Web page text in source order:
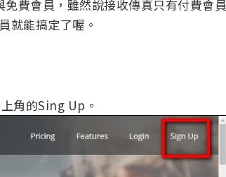
免費會員，雖然說接收傳真只有付費會員
就能搞定了喔。
角的Sing Up。